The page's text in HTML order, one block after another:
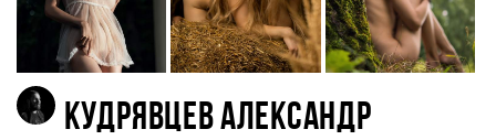
Кудрявцев Александр